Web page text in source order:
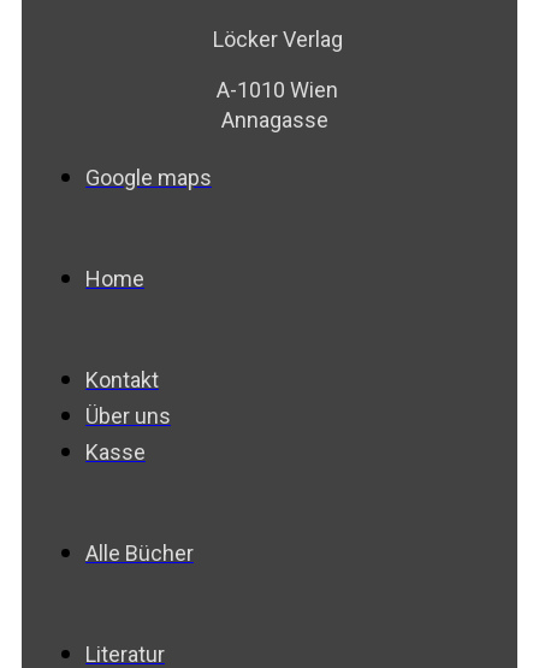
Löcker Verlag
A-1010 Wien
Annagasse
Google maps
Home
Kontakt
Über uns
Kasse
Alle Bücher
Literatur